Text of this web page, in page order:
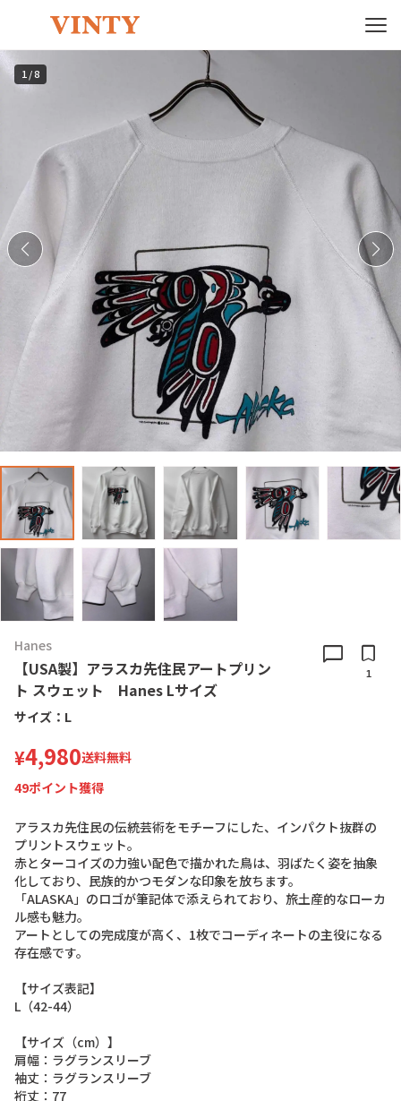
1 /8
Hanes
【USA製】アラスカ先住民アートプリン
ト スウェット Hanes Lサイズ
chat_bubble bookmark
1
サイズ： L
¥4,980送料無料
49ポイント獲得
アラスカ先住民の伝統芸術をモチーフに した、 イ ンパク ト抜群の
プリ ン トスウェ ッ ト。
赤とターコイズの力強い配色で描かれた鳥は、 羽ばたく 姿を抽象
化しており、 民族的かつモダンな印象を放ち ます。
「ALASKA」 のロゴが筆記体で添えられており、 旅土産的なローカ
ル感も魅力。
アー ト と しての完成度が高く 、 1枚でコーディ ネー トの主役になる
存在感です。
【サイズ表記】
L （42-44）
【サイズ （cm） 】
肩幅 ： ラグラ ンス リ ーブ
袖丈 ： ラグラ ンス リ ーブ
裄丈 ： 77